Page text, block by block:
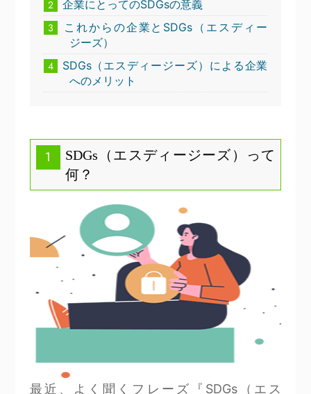
2
企業にとってのSDGsの意義
3
これからの企業とSDGs（エスディー
ジーズ）
4
SDGs（エスディージーズ）による企業
へのメリット
1
SDGs（エスディージーズ）って
何？
最近、よく聞くフレーズ『SDGs（エス